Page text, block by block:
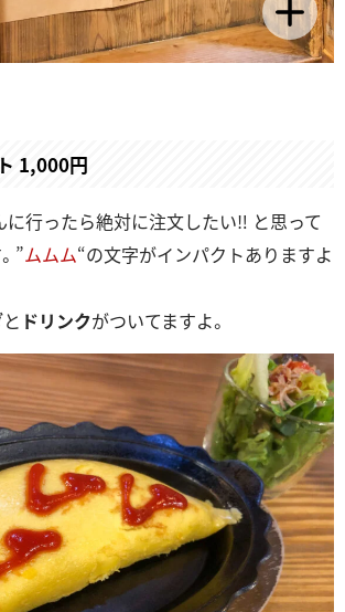
1,000円
に行ったら絶対に注文したい‼ と思って
”ムムム“の文字がインパクトありますよ
と ドリンクがついてますよ。